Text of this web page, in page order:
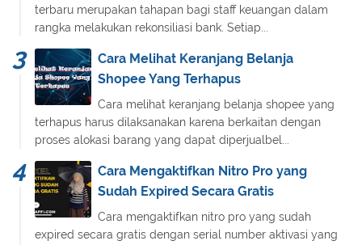
terbaru merupakan tahapan bagi staff keuangan dalam
rangka melakukan rekonsiliasi bank. Setiap...
Cara Melihat Keranjang Belanja
Shopee Yang Terhapus
Cara melihat keranjang belanja shopee yang
terhapus harus dilaksanakan karena berkaitan dengan
proses alokasi barang yang dapat diperjualbel...
Cara Mengaktifkan Nitro Pro yang
Sudah Expired Secara Gratis
Cara mengaktifkan nitro pro yang sudah
expired secara gratis dengan serial number aktivasi yang